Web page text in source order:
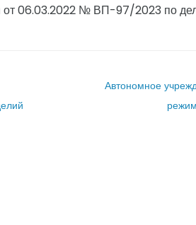
от 06.03.2022 № ВП-97/2023 по
Автономное